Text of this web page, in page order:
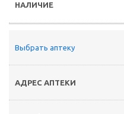
Выбрать аптеку